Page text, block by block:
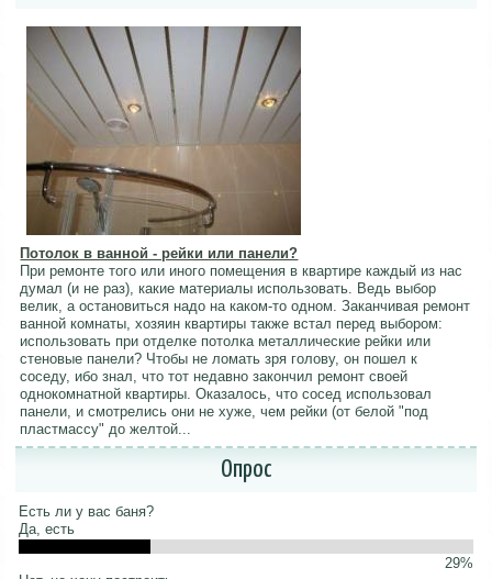
Потолок в ванной - рейки или панели?
При ремонте того или иного помещения в квартире каждый из нас
думал (и не раз), какие материалы использовать. Ведь выбор
велик, а остановиться надо на каком-то одном. Заканчивая ремонт
ванной комнаты, хозяин квартиры также встал перед выбором:
использовать при отделке потолка металлические рейки или
стеновые панели? Чтобы не ломать зря голову, он пошел к
соседу, ибо знал, что тот недавно закончил ремонт своей
однокомнатной квартиры. Оказалось, что сосед использовал
панели, и смотрелись они не хуже, чем рейки (от белой "под
пластмассу" до желтой...
Опрос
Есть ли у вас баня?
Да, есть
29%